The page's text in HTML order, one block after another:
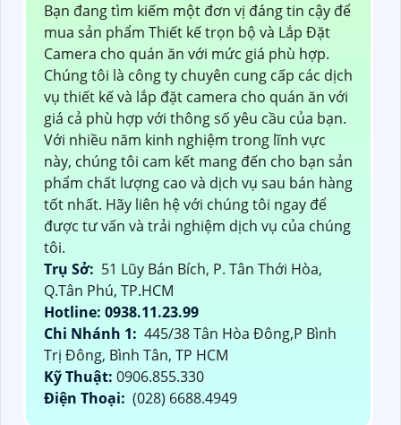
Bạn đang tìm kiếm một đơn vị đáng tin cậy để
mua sản phẩm Thiết kế trọn bộ và Lắp Đặt
Camera cho quán ăn với mức giá phù hợp.
Chúng tôi là công ty chuyên cung cấp các dịch
vụ thiết kế và lắp đặt camera cho quán ăn với
giá cả phù hợp với thông số yêu cầu của bạn.
Với nhiều năm kinh nghiệm trong lĩnh vực
này, chúng tôi cam kết mang đến cho bạn sản
phẩm chất lượng cao và dịch vụ sau bán hàng
tốt nhất. Hãy liên hệ với chúng tôi ngay để
được tư vấn và trải nghiệm dịch vụ của chúng
tôi.
Trụ Sở: 51 Lũy Bán Bích, P. Tân Thới Hòa,
Q.Tân Phú, TP.HCM
Hotline: 0938.11.23.99
Chi Nhánh 1: 445/38 Tân Hòa Đông,P Bình
Trị Đông, Bình Tân, TP HCM
Kỹ Thuật: 0906.855.330
Điện Thoại: (028) 6688.4949